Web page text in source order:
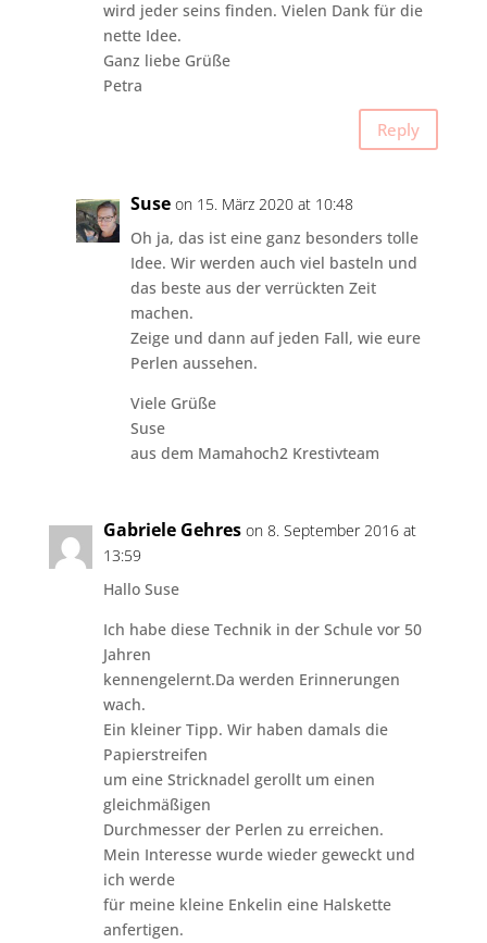
wird jeder seins finden. Vielen Dank für die
nette Idee.
Ganz liebe Grüße
Petra
Reply
Suse on 15. März 2020 at 10:48
Oh ja, das ist eine ganz besonders tolle
Idee. Wir werden auch viel basteln und
das beste aus der verrückten Zeit
machen.
Zeige und dann auf jeden Fall, wie eure
Perlen aussehen.
Viele Grüße
Suse
aus dem Mamahoch2 Krestivteam
Gabriele Gehres on 8. September 2016 at
13:59
Hallo Suse
Ich habe diese Technik in der Schule vor 50
Jahren
kennengelernt.Da werden Erinnerungen
wach.
Ein kleiner Tipp. Wir haben damals die
Papierstreifen
um eine Stricknadel gerollt um einen
gleichmäßigen
Durchmesser der Perlen zu erreichen.
Mein Interesse wurde wieder geweckt und
ich werde
für meine kleine Enkelin eine Halskette
anfertigen.